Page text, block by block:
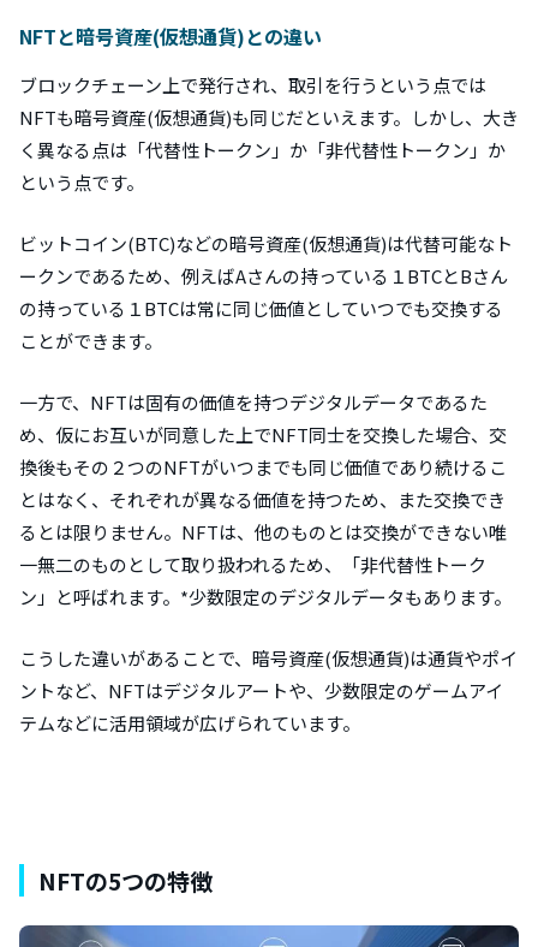
NFTと暗号資産(仮想通貨)との違い
ブロックチェーン上で発行され、取引を行うという点では
NFTも暗号資産(仮想通貨)も同じだといえます。しかし、大き
く異なる点は「代替性トークン」か「非代替性トークン」か
という点です。
ビットコイン(BTC)などの暗号資産(仮想通貨)は代替可能なト
ークンであるため、例えばAさんの持っている１BTCとBさん
の持っている１BTCは常に同じ価値としていつでも交換する
ことができます。
一方で、NFTは固有の価値を持つデジタルデータであるた
め、仮にお互いが同意した上でNFT同士を交換した場合、交
換後もその２つのNFTがいつまでも同じ価値であり続けるこ
とはなく、それぞれが異なる価値を持つため、また交換でき
るとは限りません。NFTは、他のものとは交換ができない唯
一無二のものとして取り扱われるため、「非代替性トーク
ン」と呼ばれます。*少数限定のデジタルデータもあります。
こうした違いがあることで、暗号資産(仮想通貨)は通貨やポイ
ントなど、NFTはデジタルアートや、少数限定のゲームアイ
テムなどに活用領域が広げられています。
NFTの5つの特徴